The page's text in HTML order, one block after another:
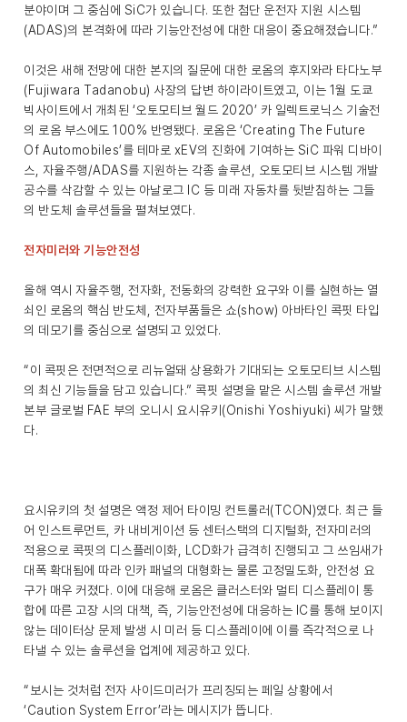
분야이며 그 중심에 SiC가 있습니다. 또한 첨단 운전자 지원 시스템
(ADAS)의 본격화에 따라 기능안전성에 대한 대응이 중요해졌습니다.”
이것은 새해 전망에 대한 본지의 질문에 대한 로옴의 후지와라 타다노부
(Fujiwara Tadanobu) 사장의 답변 하이라이트였고, 이는 1월 도쿄
빅사이트에서 개최된 ‘오토모티브 월드 2020’ 카 일렉트로닉스 기술전
의 로옴 부스에도 100% 반영됐다. 로옴은 ‘Creating The Future
Of Automobiles’를 테마로 xEV의 진화에 기여하는 SiC 파워 디바이
스, 자율주행/ADAS를 지원하는 각종 솔루션, 오토모티브 시스템 개발
공수를 삭감할 수 있는 아날로그 IC 등 미래 자동차를 뒷받침하는 그들
의 반도체 솔루션들을 펼쳐보였다.
전자미러와 기능안전성
올해 역시 자율주행, 전자화, 전동화의 강력한 요구와 이를 실현하는 열
쇠인 로옴의 핵심 반도체, 전자부품들은 쇼(show) 아바타인 콕핏 타입
의 데모기를 중심으로 설명되고 있었다.
“이 콕핏은 전면적으로 리뉴얼돼 상용화가 기대되는 오토모티브 시스템
의 최신 기능들을 담고 있습니다.” 콕핏 설명을 맡은 시스템 솔루션 개발
본부 글로벌 FAE 부의 오니시 요시유키(Onishi Yoshiyuki) 씨가 말했
다.
요시유키의 첫 설명은 액정 제어 타이밍 컨트롤러(TCON)였다. 최근 들
어 인스트루먼트, 카 내비게이션 등 센터스택의 디지털화, 전자미러의
적용으로 콕핏의 디스플레이화, LCD화가 급격히 진행되고 그 쓰임새가
대폭 확대됨에 따라 인카 패널의 대형화는 물론 고정밀도화, 안전성 요
구가 매우 커졌다. 이에 대응해 로옴은 클러스터와 멀티 디스플레이 통
합에 따른 고장 시의 대책, 즉, 기능안전성에 대응하는 IC를 통해 보이지
않는 데이터상 문제 발생 시 미러 등 디스플레이에 이를 즉각적으로 나
타낼 수 있는 솔루션을 업계에 제공하고 있다.
“보시는 것처럼 전자 사이드미러가 프리징되는 페일 상황에서
‘Caution System Error’라는 메시지가 뜹니다.